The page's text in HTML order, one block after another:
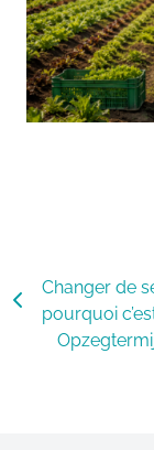
Changer de
pourquoi